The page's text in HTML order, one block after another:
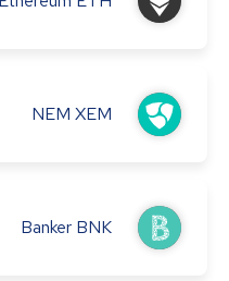
NEM XEM
Banker BNK